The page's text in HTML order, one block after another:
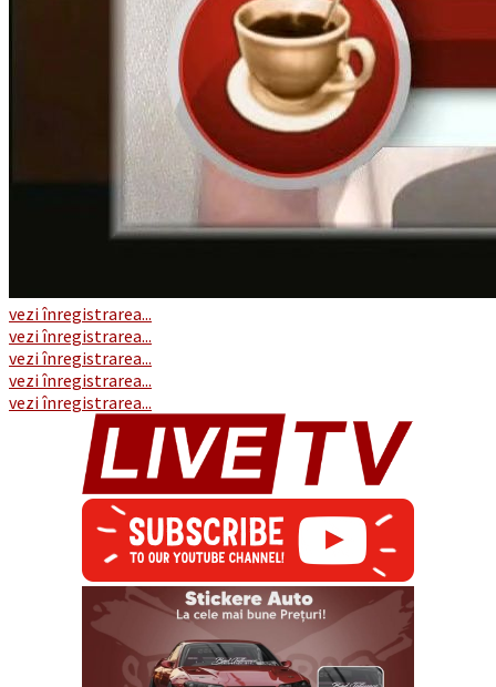
vezi înregistrarea...
vezi înregistrarea...
vezi înregistrarea...
vezi înregistrarea...
vezi înregistrarea...